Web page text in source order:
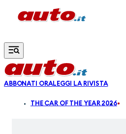
Vai al contenuto principale
ABBONATI ORALEGGI LA RIVISTA
THE CAR OF THE YEAR 2026